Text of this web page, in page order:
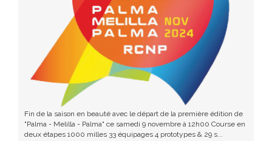
Fin de la saison en beauté avec le départ de la première édition de
"Palma - Melilla - Palma" ce samedi 9 novembre à 12h00 Course en
deux étapes 1000 milles 33 équipages 4 prototypes & 29 s...